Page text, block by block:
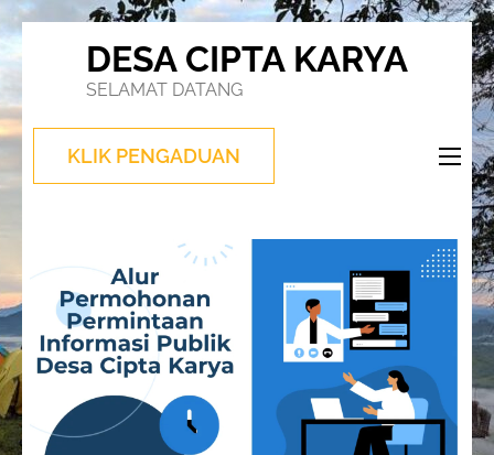
Lompat
konten
(Tekan
Enter)
DESA CIPTA KARYA
SELAMAT DATANG
KLIK PENGADUAN